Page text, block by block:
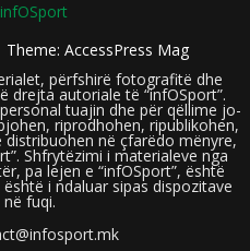
infOSport
Theme: AccessPress Mag
përfshirë fotografitë dhe
autoriale të “infOSport”.
tuajin dhe për qëllime jo-
riprodhohen, ripublikohen,
në çfarëdo mënyre,
Shfrytëzimi i materialeve nga
pa lejen e “infOSport”, është
i ndaluar sipas dispozitave
fuqi.